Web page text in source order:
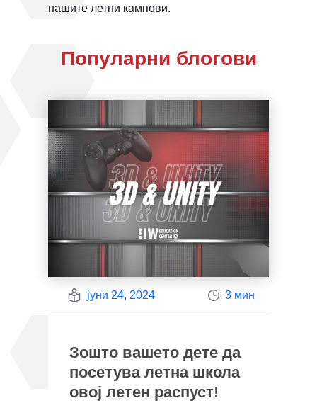
нашите летни кампови.
Популарни блогови
јуни 24, 2024 3 мин
Зошто вашето дете да
посетува летна школа
овој летен распуст!